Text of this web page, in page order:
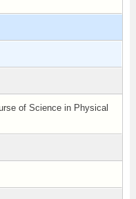
of Science in Physical